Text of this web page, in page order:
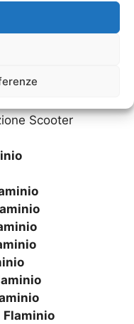
Minicar
Motorini
Scooter
Flaminio